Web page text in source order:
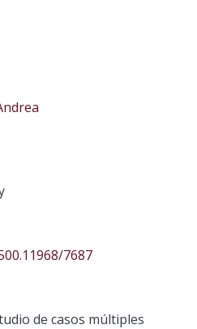
7687
de casos múltiples